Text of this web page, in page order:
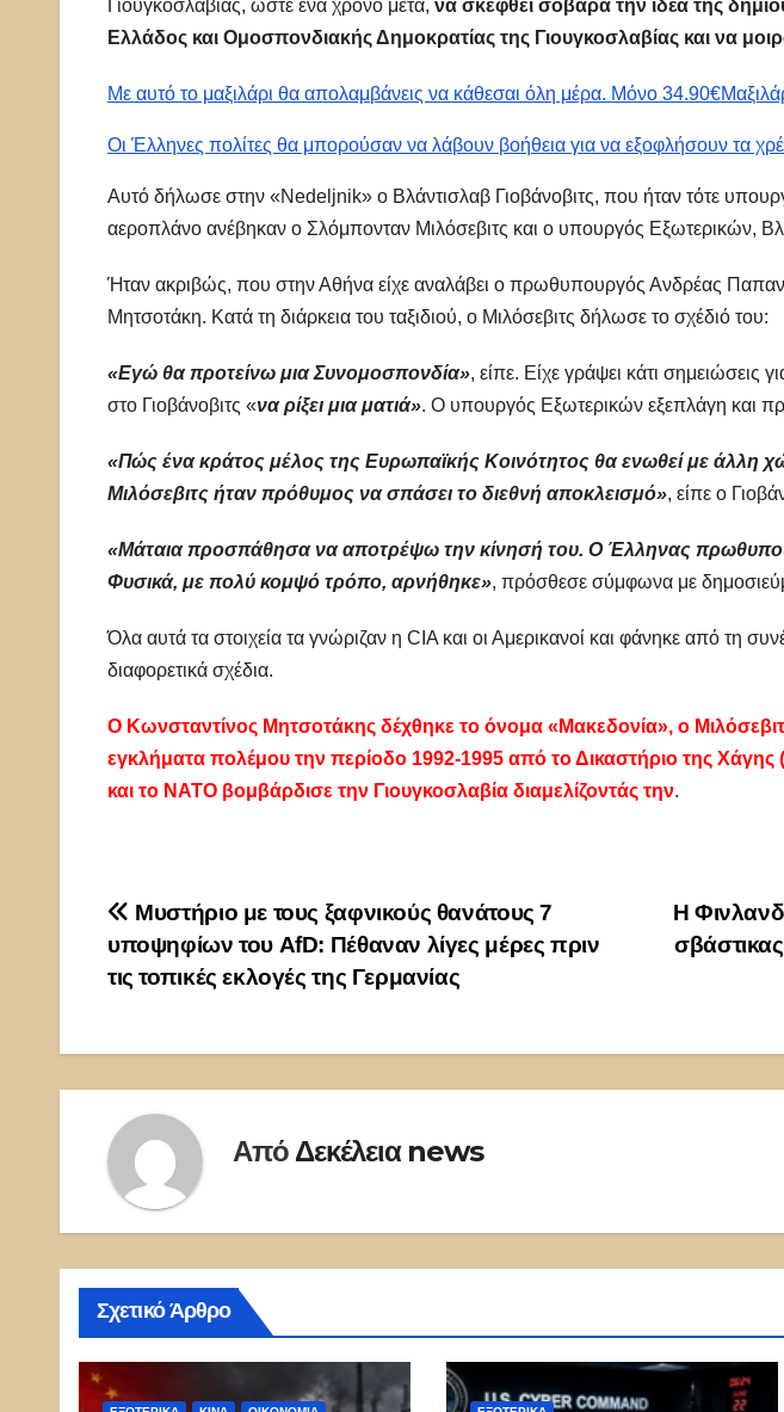
Γιουγκοσλαβίας, ώστε ένα χρόνο μετά, να σκεφθεί σοβαρά την ιδέα της
Ελλάδος και Ομοσπονδιακής Δημοκρατίας της Γιουγκοσλαβίας και να
Με αυτό το μαξιλάρι θα απολαμβάνεις να κάθεσαι όλη μέρα. Μόνο 34.90€
Οι Έλληνες πολίτες θα μπορούσαν να λάβουν βοήθεια για να εξοφλήσουν τα
Αυτό δήλωσε στην «Nedeljnik» ο Βλάντισλαβ Γιοβάνοβιτς, που ήταν τότε
αεροπλάνο ανέβηκαν ο Σλόμπονταν Μιλόσεβιτς και ο υπουργός Εξωτερικών,
Ήταν ακριβώς, που στην Αθήνα είχε αναλάβει ο πρωθυπουργός Ανδρέας
Μητσοτάκη. Κατά τη διάρκεια του ταξιδιού, ο Μιλόσεβιτς δήλωσε το σχέδιό του:
«Εγώ θα προτείνω μια Συνομοσπονδία», είπε. Είχε γράψει κάτι σημειώσεις
στο Γιοβάνοβιτς «να ρίξει μια ματιά». Ο υπουργός Εξωτερικών εξεπλάγη και
«Πώς ένα κράτος μέλος της Ευρωπαϊκής Κοινότητος θα ενωθεί με άλλη
Μιλόσεβιτς ήταν πρόθυμος να σπάσει το διεθνή αποκλεισμό», είπε ο
«Μάταια προσπάθησα να αποτρέψω την κίνησή του. Ο Έλληνας
Φυσικά, με πολύ κομψό τρόπο, αρνήθηκε», πρόσθεσε σύμφωνα με
Όλα αυτά τα στοιχεία τα γνώριζαν η CIA και οι Αμερικανοί και φάνηκε από τη
διαφορετικά σχέδια.
Ο Κωνσταντίνος Μητσοτάκης δέχθηκε το όνομα «Μακεδονία», ο
εγκλήματα πολέμου την περίοδο 1992-1995 από το Δικαστήριο της
και το ΝΑΤΟ βομβάρδισε την Γιουγκοσλαβία διαμελίζοντάς την.
Πλοήγηση
άρθρων
Η
Μυστήριο με τους ξαφνικούς θανάτους 7
υποψηφίων του AfD: Πέθαναν λίγες μέρες πριν
τις τοπικές εκλογές της Γερμανίας
Από Δεκέλεια news
Σχετικό Άρθρο